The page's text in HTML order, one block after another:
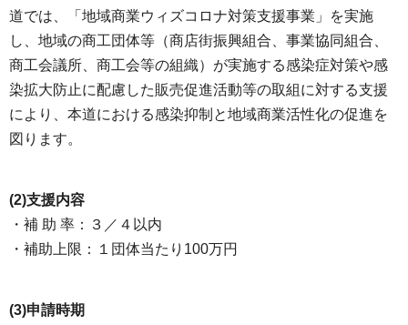
道では、「地域商業ウィズコロナ対策支援事業」を実施
し、地域の商工団体等（商店街振興組合、事業協同組合、
商工会議所、商工会等の組織）が実施する感染症対策や感
染拡大防止に配慮した販売促進活動等の取組に対する支援
により、本道における感染抑制と地域商業活性化の促進を
図ります。
(2)支援内容
・補 助 率：３／４以内
・補助上限：１団体当たり100万円
(3)申請時期